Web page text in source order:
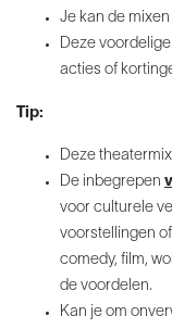
Je kan de
Deze
acties of
Tip:
Deze
De inbegrepen
voor culturele
voorstellingen
comedy, film,
de voordelen.
Kan je om